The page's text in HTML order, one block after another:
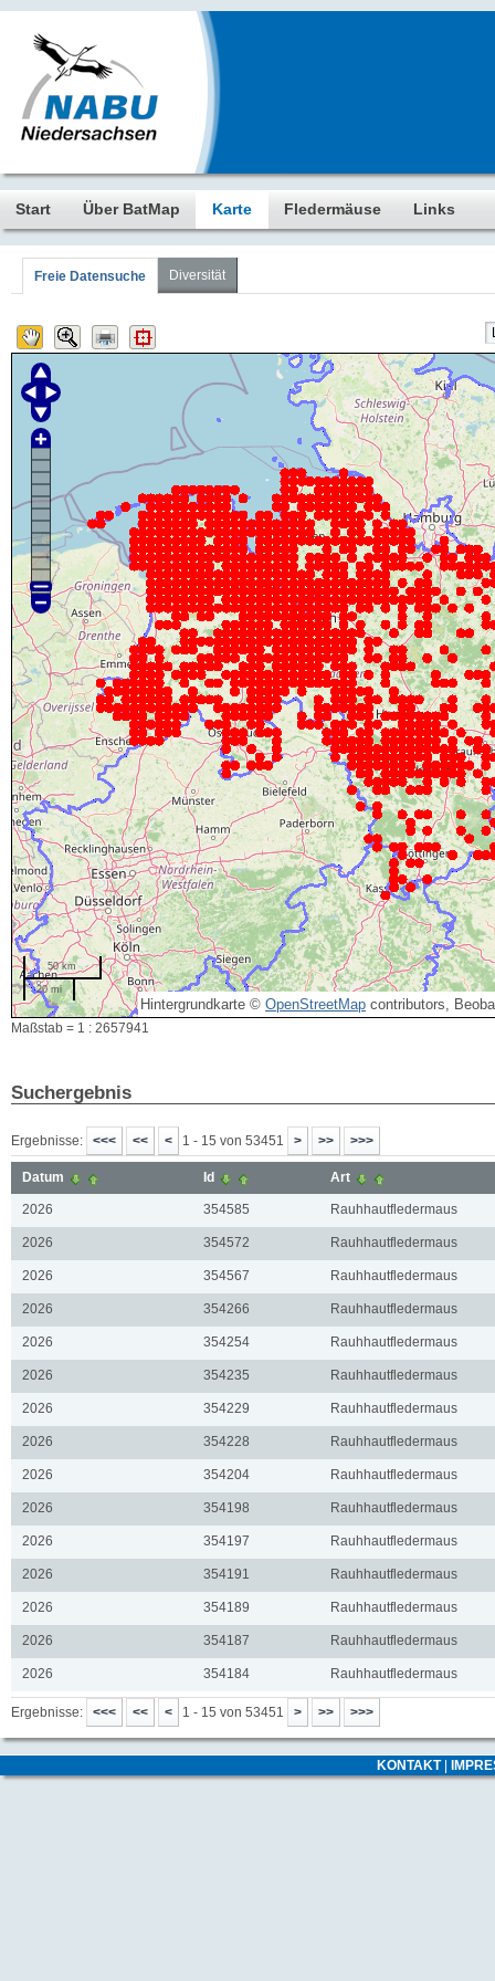
Start Über BatMap Karte Fledermäuse Links
Freie Datensuche Diversität
Hintergrundkarte © OpenStreetMap contributors,
50 km
20 mi
Maßstab = 1 : 2657941
Suchergebnis
Ergebnisse: 1 - 15 von 53451
Datum Id Art
2026 354585 Rauhhautfledermaus
2026 354572 Rauhhautfledermaus
2026 354567 Rauhhautfledermaus
2026 354266 Rauhhautfledermaus
2026 354254 Rauhhautfledermaus
2026 354235 Rauhhautfledermaus
2026 354229 Rauhhautfledermaus
2026 354228 Rauhhautfledermaus
2026 354204 Rauhhautfledermaus
2026 354198 Rauhhautfledermaus
2026 354197 Rauhhautfledermaus
2026 354191 Rauhhautfledermaus
2026 354189 Rauhhautfledermaus
2026 354187 Rauhhautfledermaus
2026 354184 Rauhhautfledermaus
Ergebnisse: 1 - 15 von 53451
KONTAKT|